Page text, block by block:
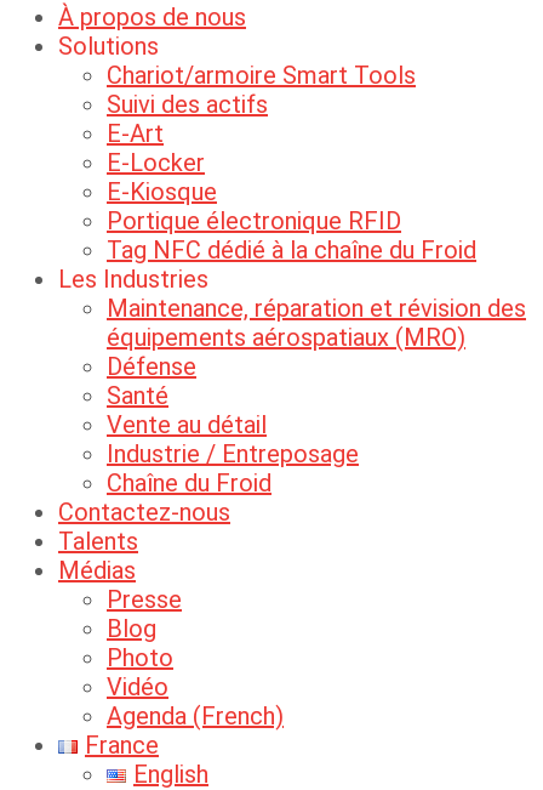
À propos de nous
Solutions
Chariot/armoire Smart Tools
Suivi des actifs
E-Art
E-Locker
E-Kiosque
Portique électronique RFID
Tag NFC dédié à la chaîne du Froid
Les Industries
Maintenance, réparation et révision des
équipements aérospatiaux (MRO)
Défense
Santé
Vente au détail
Industrie / Entreposage
Chaîne du Froid
Contactez-nous
Talents
Médias
Presse
Blog
Photo
Vidéo
Agenda (French)
France
English